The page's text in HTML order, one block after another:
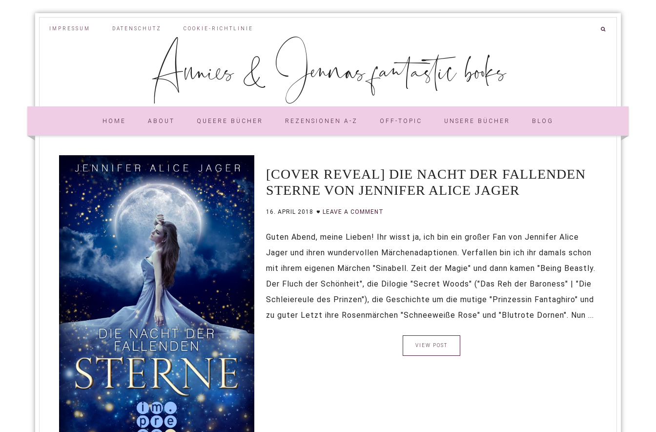
IMPRESSUM DATENSCHUTZ COOKIE-RICHTLINIE
Annies & Jennas fantastic books
HOME ABOUT QUEERE BÜCHER REZENSIONEN A-Z OFF-TOPIC UNSERE BÜCHER BLOG
[COVER REVEAL] DIE NACHT DER FALLENDEN
STERNE VON JENNIFER ALICE JAGER
16. APRIL 2018 LEAVE A COMMENT
Guten Abend, meine Lieben! Ihr wisst ja, ich bin ein großer Fan von Jennifer Alice
Jager und ihren wundervollen Märchenadaptionen. Verfallen bin ich ihr damals schon
mit ihrem eigenen Märchen "Sinabell. Zeit der Magie" und dann kamen "Being Beastly.
Der Fluch der Schönheit", die Dilogie "Secret Woods" ("Das Reh der Baroness" | "Die
Schleiereule des Prinzen"), die Geschichte um die mutige "Prinzessin Fantaghiro" und
zu guter Letzt ihre Rosenmärchen "Schneeweiße Rose" und "Blutrote Dornen". Nun ...
VIEW POST